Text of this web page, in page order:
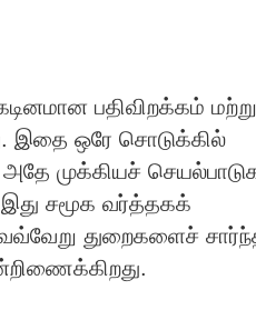
பதிவிறக்கம்
இதை ஒரே சொடுக்கில்
முக்கியச்
சமூக வர்த்தகக்
துறைகளைச்